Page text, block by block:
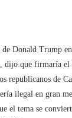
Donald Trump
dijo que firmaría el
republicanos de
ilegal en gran
el tema se